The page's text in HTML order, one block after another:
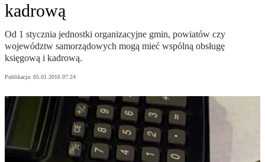
kadrową
Od 1 stycznia jednostki organizacyjne gmin, powiatów czy
województw samorządowych mogą mieć wspólną obsługę
księgową i kadrową.
Publikacja: 05.01.2016 07:24